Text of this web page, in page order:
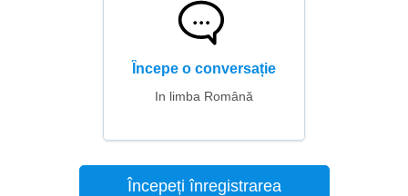
Începe o conversație
In limba Română
Începeți înregistrarea